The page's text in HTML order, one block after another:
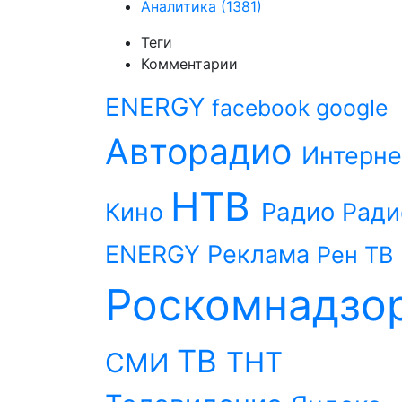
Аналитика (1381)
Теги
Комментарии
ENERGY facebook google
Авторадио
Кино НТВ Радио
ENERGY Реклама Рен ТВ
СМИ ТВ ТНТ